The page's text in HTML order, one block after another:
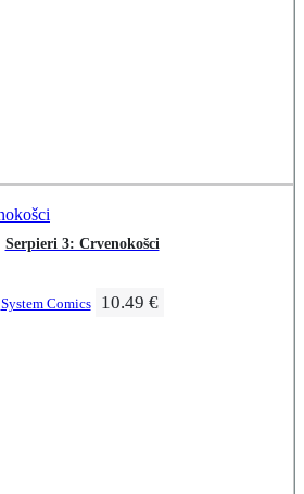
Serpieri 3: Crvenokošci
System Comics 10.49 €